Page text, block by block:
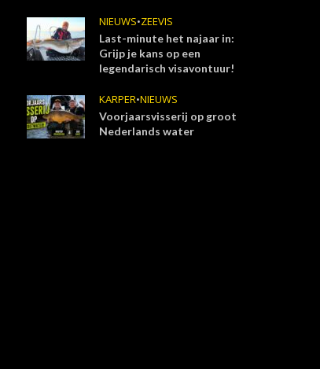
NIEUWS•ZEEVIS
Last-minute het najaar in:
Grijp je kans op een
legendarisch visavontuur!
KARPER•NIEUWS
Voorjaarsvisserij op groot
Nederlands water